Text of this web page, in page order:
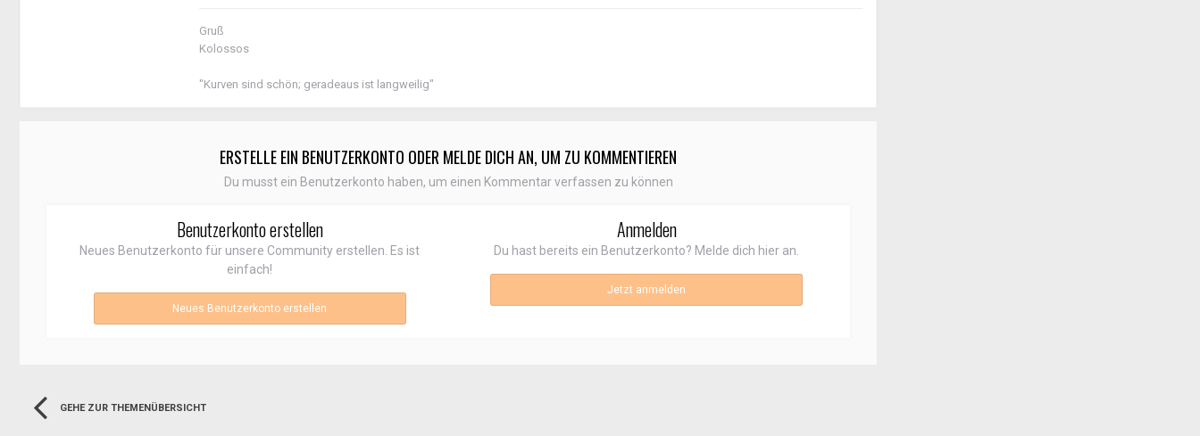
Gruß
Kolossos
"Kurven sind schön; geradeaus ist langweilig"
ERSTELLE EIN BENUTZERKONTO ODER MELDE DICH AN, UM ZU KOMMENTIEREN
Du musst ein Benutzerkonto haben, um einen Kommentar verfassen zu können
Benutzerkonto erstellen
Neues Benutzerkonto für unsere Community erstellen. Es ist
einfach!
Neues Benutzerkonto erstellen
Anmelden
Du hast bereits ein Benutzerkonto? Melde dich hier an.
Jetzt anmelden
GEHE ZUR THEMENÜBERSICHT